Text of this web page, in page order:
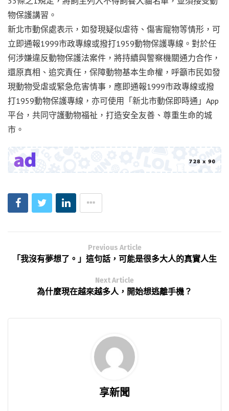
物保護講習。
新北市動保處表示，如發現疑似虐待、傷害寵物等情形，可
立即通報1999市政專線或撥打1959動物保護專線。對於任
何涉嫌違反動物保護法案件，將持續與警察機關通力合作，
還原真相、追究責任，保障動物基本生命權，呼籲市民如發
現動物受虐或緊急危害情事，應即通報1999市政專線或撥
打1959動物保護專線，亦可使用「新北市動保即時通」App
平台，共同守護動物福祉，打造安全友善、尊重生命的城
市。
Previous Article
「我沒有夢想了。」這句話，可能是很多大人的真實人生
Next Article
為什麼現在越來越多人，開始想逃離手機？
享新聞